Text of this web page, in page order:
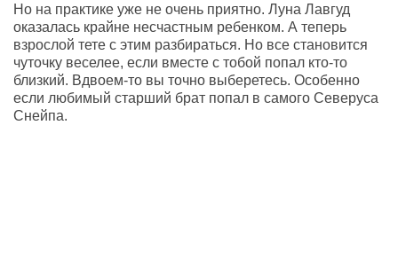
Но на практике уже не очень приятно. Луна Лавгуд
оказалась крайне несчастным ребенком. А теперь
взрослой тете с этим разбираться. Но все становится
чуточку веселее, если вместе с тобой попал кто-то
близкий. Вдвоем-то вы точно выберетесь. Особенно
если любимый старший брат попал в самого Северуса
Снейпа.